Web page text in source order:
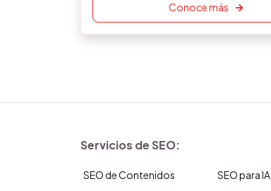
Conoce más
Servicios de SEO:
SEO de Contenidos
SEO para IA